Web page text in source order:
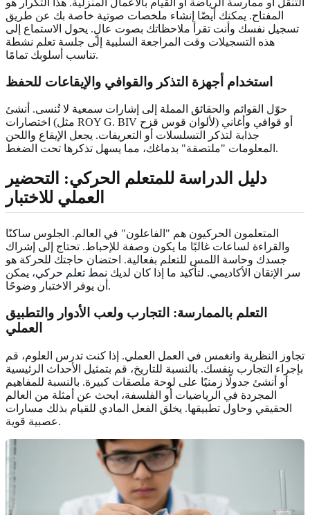
المفتاح. يمكنك أيضًا إنشاء ملخصات صوتية خاصة بك عن طريق
تسجيل نفسك وأنت تقرأ ملاحظاتك بصوت عالٍ. يحول الاستماع إلى
هذه التسجيلات وقت المراجعة السلبية إلى جلسة تعلم نشطة
تناسب أسلوبك تمامًا.
استخدام أجهزة التذكر والقوافي والإيقاعات للحفظ
حوّل القوائم والحقائق المملة إلى إشارات سمعية لا تُنسى. أنشئ
اختصارات (مثل ROY G. BIV لألوان قوس قزح) أو قوافي وأغاني
جذابة لتذكر التسلسلات أو التعريفات. يجعل الإيقاع واللحن
المعلومات "ملتصقة" بدماغك، مما يسهل تذكرها تحت الضغط.
دليل الدراسة للمتعلم الحركي: التحضير
العملي للاختبار
المتعلمون الحركيون هم "الفاعلون" في العالم. الجلوس ساكنًا
والقراءة لساعات غالبًا ما يكون وصفة للإحباط. تحتاج إلى إشراك
جسدك وحاسة اللمس للتعلم بفعالية. احتضان حاجتك للحركة هو
سر الإتقان الأكاديمي. لتأكيد ما إذا كان لديك نمط تعلم حركي، يمكن
أن يوفر الاختبار وضوحًا.
التعلم بالممارسة: التجارب ولعب الأدوار والتطبيق
العملي
تجاوز النظرية وانغمس في العمل العملي. إذا كنت تدرس العلوم، قم
بإجراء التجارب بنفسك. بالنسبة للتاريخ، قم بتمثيل الأحداث الرئيسية
أو أنشئ جدولًا زمنيًا على لوحة ملصقات كبيرة. بالنسبة للمفاهيم
المجردة في الرياضيات أو الفلسفة، ابحث عن أمثلة من العالم
الحقيقي وحاول تطبيقها. يخلق الفعل المادي للقيام بذلك مسارات
عصبية قوية.